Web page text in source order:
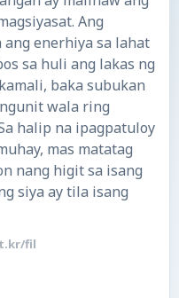
Ang
enerhiya sa lahat
sa huli ang lakas ng
baka subukan
wala ring
halip na ipagpatuloy
mas matatag
nang higit sa isang
siya ay tila isang
fil